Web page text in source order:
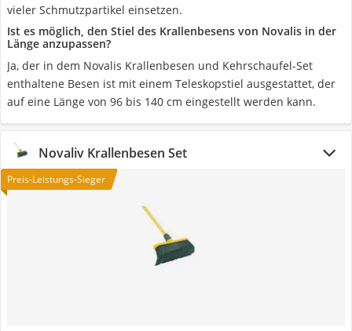
vieler Schmutzpartikel einsetzen.
Ist es möglich, den Stiel des Krallenbesens von Novalis in der
Länge anzupassen?
Ja, der in dem Novalis Krallenbesen und Kehrschaufel-Set
enthaltene Besen ist mit einem Teleskopstiel ausgestattet, der
auf eine Länge von 96 bis 140 cm eingestellt werden kann.
Novaliv Krallenbesen Set
Preis-Leistungs-Sieger